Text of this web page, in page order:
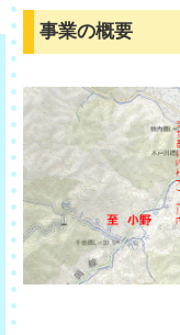
事業の概要